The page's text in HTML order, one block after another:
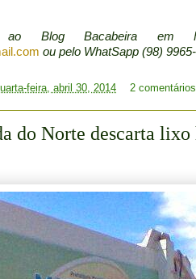
ao Blog Bacabeira em
ou pelo WhatSapp (98)
feira, abril 30, 2014 2
do Norte descarta